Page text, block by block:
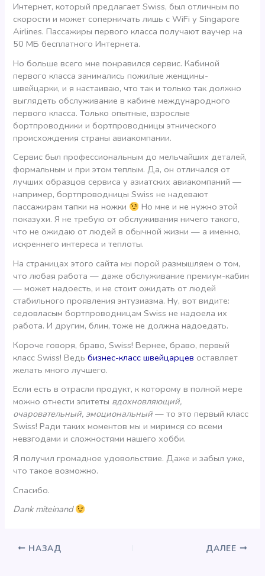
Интернет, который предлагает Swiss, был отличным по
скорости и может соперничать лишь с WiFi у Singapore
Airlines. Пассажиры первого класса получают ваучер на
50 МБ бесплатного Интернета.
Но больше всего мне понравился сервис. Кабиной
первого класса занимались пожилые женщины-
швейцарки, и я настаиваю, что так и только так должно
выглядеть обслуживание в кабине международного
первого класса. Только опытные, взрослые
бортпроводники и бортпроводницы этнического
происхождения страны авиакомпании.
Сервис был профессиональным до мельчайших деталей,
формальным и при этом теплым. Да, он отличался от
лучших образцов сервиса у азиатских авиакомпаний —
например, бортпроводницы Swiss не надевают
пассажирам тапки на ножки
Но мне и не нужно этой
показухи. Я не требую от обслуживания ничего такого,
что не ожидаю от людей в обычной жизни — а именно,
искреннего интереса и теплоты.
На страницах этого сайта мы порой размышляем о том,
что любая работа — даже обслуживание премиум-кабин
— может надоесть, и не стоит ожидать от людей
стабильного проявления энтузиазма. Ну, вот видите:
седовласым бортпроводницам Swiss не надоела их
работа. И другим, блин, тоже не должна надоедать.
Короче говоря, браво, Swiss! Вернее, браво, первый
класс Swiss! Ведьбизнес-класс швейцарцев оставляет
желать много лучшего.
Если есть в отрасли продукт, к которому в полной мере
можно отнести эпитеты вдохновляющий,
очаровательный, эмоциональный — то это первый класс
Swiss! Ради таких моментов мы и миримся со всеми
невзгодами и сложностями нашего хобби.
Я получил громадное удовольствие. Даже и забыл уже,
что такое возможно.
Спасибо.
Dank miteinand
НАЗАД ДАЛЕЕ